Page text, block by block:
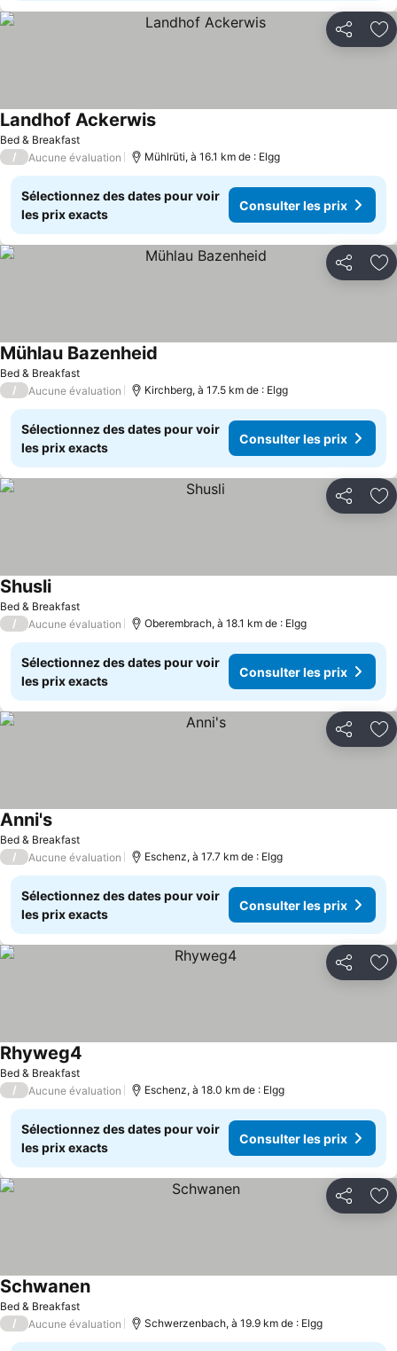
Partager
Bed & Breakfast
Landhof Ackerwis
/ Aucune évaluation Mühlrüti, à 16.1 km de : Elgg
Sélectionnez des dates pour voir
les prix exacts
Consulter les prix
Partager
Bed & Breakfast
Mühlau Bazenheid
/ Aucune évaluation Kirchberg, à 17.5 km de : Elgg
Sélectionnez des dates pour voir
les prix exacts
Consulter les prix
Partager
Bed & Breakfast
Shusli
/ Aucune évaluation Oberembrach, à 18.1 km de : Elgg
Sélectionnez des dates pour voir
les prix exacts
Consulter les prix
Partager
Bed & Breakfast
Anni's
/ Aucune évaluation Eschenz, à 17.7 km de : Elgg
Sélectionnez des dates pour voir
les prix exacts
Consulter les prix
Partager
Bed & Breakfast
Rhyweg4
/ Aucune évaluation Eschenz, à 18.0 km de : Elgg
Sélectionnez des dates pour voir
les prix exacts
Consulter les prix
Partager
Bed & Breakfast
Schwanen
/ Aucune évaluation Schwerzenbach, à 19.9 km de : Elgg